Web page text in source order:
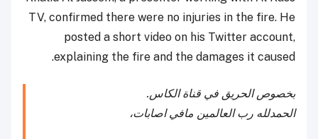
TV, confirmed there were no injuries in the fire. He
posted a short video on his Twitter account,
explaining the fire and the damages it caused.
بخصوص الحريق في قناة الكاس.
الحمدلله رب العالمين مافي اصابات،